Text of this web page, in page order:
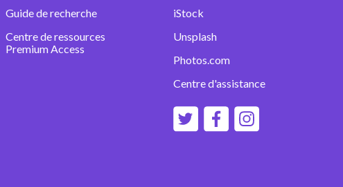
Guide de recherche
Centre de ressources
Premium Access
iStock
Unsplash
Photos.com
Centre d'assistance